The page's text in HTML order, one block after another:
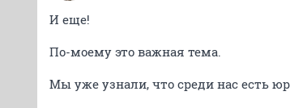
И еще!
По-моему это важная тема.
Мы уже узнали, что среди нас есть